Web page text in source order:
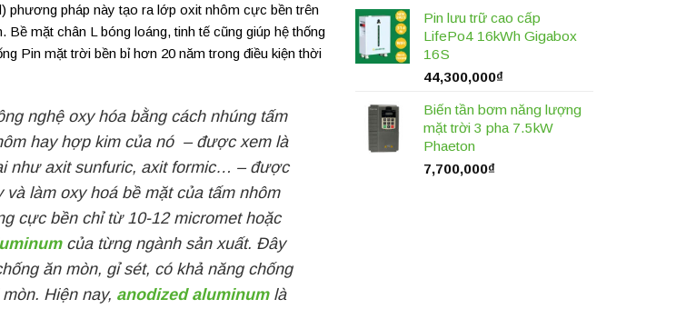
phương pháp này tạo ra lớp oxit nhôm cực bền trên
mặt chân L bóng loáng, tinh tế cũng giúp hệ thống
Pin mặt trời bền bỉ hơn 20 năm trong điều kiện thời
nghệ oxy hóa bằng cách nhúng tấm
hay hợp kim của nó – được xem là
như axit sunfuric, axit formic… – được
làm oxy hoá bề mặt của tấm nhôm
cực bền chỉ từ 10-12 micromet hoặc
của từng ngành sản xuất. Đây
ăn mòn, gỉ sét, có khả năng chống
Hiện nay, anodized aluminumlà
Pin lưu trữ cao cấp
LifePo4 16kWh Gigabox
16S
44,300,000₫
Biến tần bơm năng lượng
mặt trời 3 pha 7.5kW
Phaeton
7,700,000₫